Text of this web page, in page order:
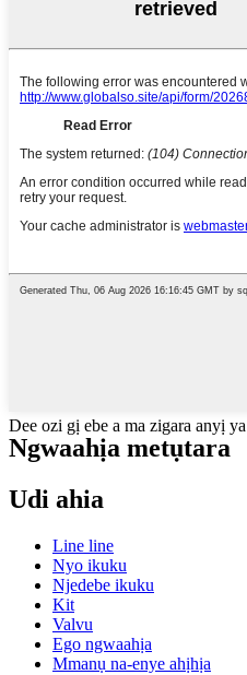
Dee ozi gị ebe a ma zigara anyị ya
Ngwaahịa metụtara
Udi ahia
Line line
Nyo ikuku
Njedebe ikuku
Kit
Valvu
Ego ngwaahịa
Mmanụ na-enye ahịhịa